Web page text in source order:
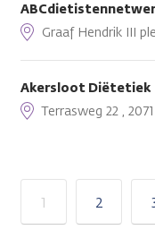
Graaf Hendrik III
Akersloot Diëtetiek
Terrasweg 22 ,
1 2